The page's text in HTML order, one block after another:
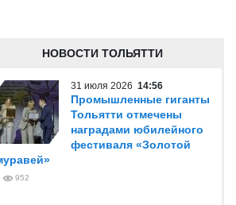
НОВОСТИ ТОЛЬЯТТИ
31 июля 2026 14:56
Промышленные гиганты
Тольятти отмечены
наградами юбилейного
фестиваля «Золотой
952